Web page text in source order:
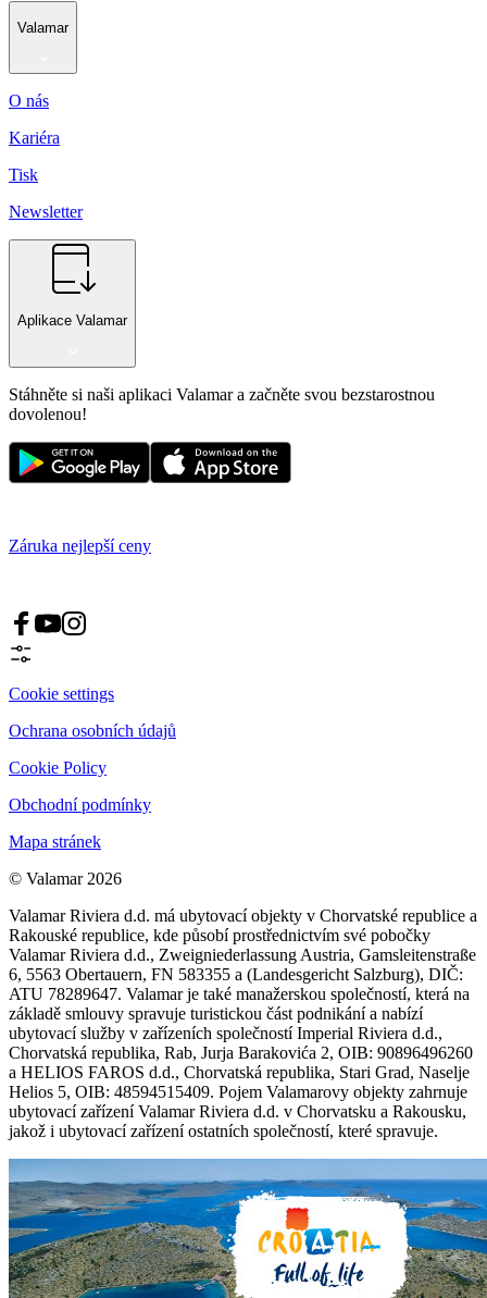
Valamar
O nás
Kariéra
Tisk
Newsletter
Aplikace Valamar
Stáhněte si naši aplikaci Valamar a začněte svou bezstarostnou
dovolenou!
Záruka nejlepší ceny
Cookie settings
Ochrana osobních údajů
Cookie Policy
Obchodní podmínky
Mapa stránek
© Valamar 2026
Valamar Riviera d.d. má ubytovací objekty v Chorvatské republice a
Rakouské republice, kde působí prostřednictvím své pobočky
Valamar Riviera d.d., Zweigniederlassung Austria, Gamsleitenstraße
6, 5563 Obertauern, FN 583355 a (Landesgericht Salzburg), DIČ:
ATU 78289647. Valamar je také manažerskou společností, která na
základě smlouvy spravuje turistickou část podnikání a nabízí
ubytovací služby v zařízeních společností Imperial Riviera d.d.,
Chorvatská republika, Rab, Jurja Barakovića 2, OIB: 90896496260
a HELIOS FAROS d.d., Chorvatská republika, Stari Grad, Naselje
Helios 5, OIB: 48594515409. Pojem Valamarovy objekty zahrnuje
ubytovací zařízení Valamar Riviera d.d. v Chorvatsku a Rakousku,
jakož i ubytovací zařízení ostatních společností, které spravuje.